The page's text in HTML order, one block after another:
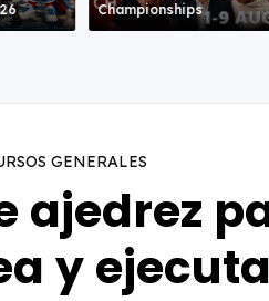
Championships
GENERALES
ajedrez
y